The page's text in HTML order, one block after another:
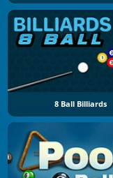
8 Ball Billiards